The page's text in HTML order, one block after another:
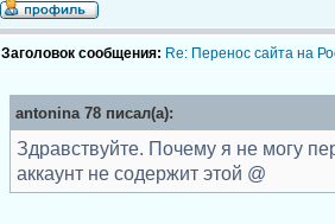
Заголовок сообщения: Re: Перенос сайта на
antonina 78 писал(а):
Здравствуйте. Почему я не могу
аккаунт не содержит этой @